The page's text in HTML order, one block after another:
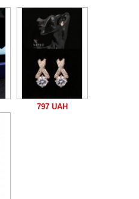
797 UAH